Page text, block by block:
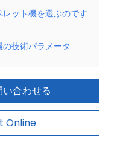
ット機を選ぶのです
技術パラメータ
合わせる
Online